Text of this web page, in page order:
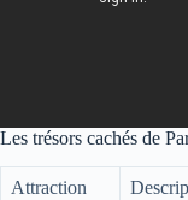
Les trésors cachés de
Attraction